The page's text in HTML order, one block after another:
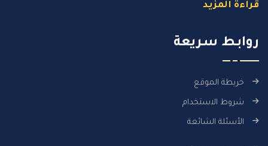
قراءة المزيد
روابـط سـريعة
خريطة الموقع
شروط الاستخدام
الأسئلة الشائعة